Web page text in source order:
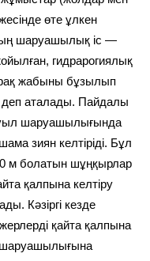
өте ұлкен
шаруашылық іс —
гидрарогиялық
жабыны бұзылып
деп аталады. Пайдалы
шаруашылығында
зиян келтіріді. Бұл
м болатын шұңқырлар
қалпына келтіру
Кәзіргі кезде
қайта қалпына
шаруашылығына